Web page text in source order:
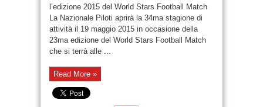
l’edizione 2015 del World Stars Football Match
La Nazionale Piloti aprirà la 34ma stagione di
attività il 19 maggio 2015 in occasione della
23ma edizione del World Stars Football Match
che si terrà alle ...
Read More »